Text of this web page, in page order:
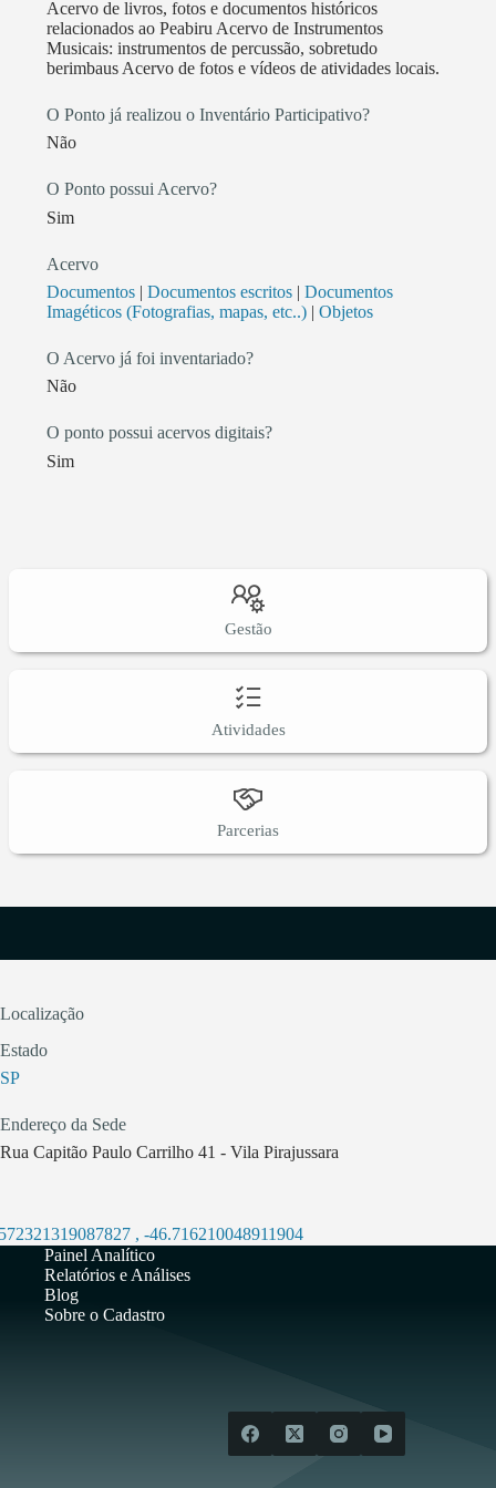
Acervo de livros, fotos e documentos históricos
relacionados ao Peabiru Acervo de Instrumentos
Musicais: instrumentos de percussão, sobretudo
berimbaus Acervo de fotos e vídeos de atividades locais.
O Ponto já realizou o Inventário Participativo?
Não
O Ponto possui Acervo?
Sim
Acervo
Documentos | Documentos escritos | Documentos
Imagéticos (Fotografias, mapas, etc..) | Objetos
O Acervo já foi inventariado?
Não
O ponto possui acervos digitais?
Sim
Gestão
Atividades
Parcerias
Localização
Estado
SP
Endereço da Sede
Rua Capitão Paulo Carrilho 41 - Vila Pirajussara
, -46.716210048911904
Painel Analítico
Relatórios e Análises
Blog
Sobre o Cadastro